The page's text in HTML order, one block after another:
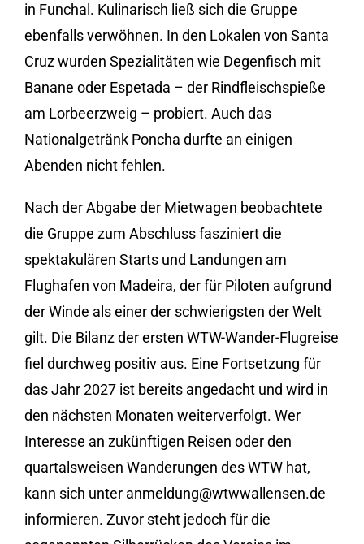
in Funchal. Kulinarisch ließ sich die Gruppe
ebenfalls verwöhnen. In den Lokalen von Santa
Cruz wurden Spezialitäten wie Degenfisch mit
Banane oder Espetada – der Rindfleischspieße
am Lorbeerzweig – probiert. Auch das
Nationalgetränk Poncha durfte an einigen
Abenden nicht fehlen.
Nach der Abgabe der Mietwagen beobachtete
die Gruppe zum Abschluss fasziniert die
spektakulären Starts und Landungen am
Flughafen von Madeira, der für Piloten aufgrund
der Winde als einer der schwierigsten der Welt
gilt. Die Bilanz der ersten WTW-Wander-Flugreise
fiel durchweg positiv aus. Eine Fortsetzung für
das Jahr 2027 ist bereits angedacht und wird in
den nächsten Monaten weiterverfolgt. Wer
Interesse an zukünftigen Reisen oder den
quartalsweisen Wanderungen des WTW hat,
kann sich unter anmeldung@wtwwallensen.de
informieren. Zuvor steht jedoch für die